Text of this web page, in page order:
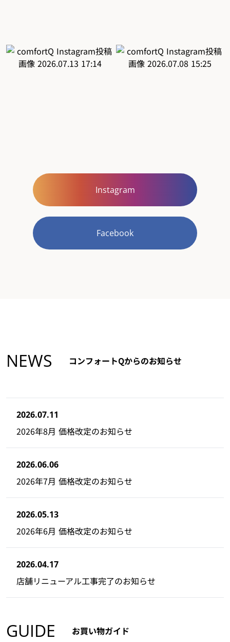
Instagram
Facebook
NEWS コンフォートQからのお知らせ
2026.07.11
2026年8月 価格改定のお知らせ
2026.06.06
2026年7月 価格改定のお知らせ
2026.05.13
2026年6月 価格改定のお知らせ
2026.04.17
店舗リニューアル工事完了のお知らせ
GUIDE お買い物ガイド